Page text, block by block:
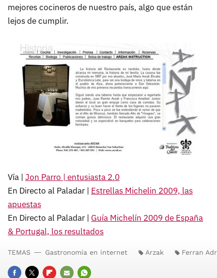
mejores cocineros de nuestro país, algo que están
lejos de cumplir.
Vía | Jon Parro | entusiasta 2.0
En Directo al Paladar | Estrellas Michelin 2009, las
apuestas
En Directo al Paladar | Guía Michelín 2009 de España
& Portugal, los resultados
TEMAS Gastronomía en internet Arzak Ferran